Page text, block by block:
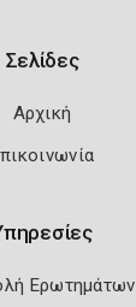
Σελίδες
Αρχική
Ερωτημάτων